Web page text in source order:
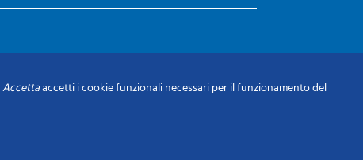
Accettaaccetti i cookie funzionali necessari per il funzionamento del